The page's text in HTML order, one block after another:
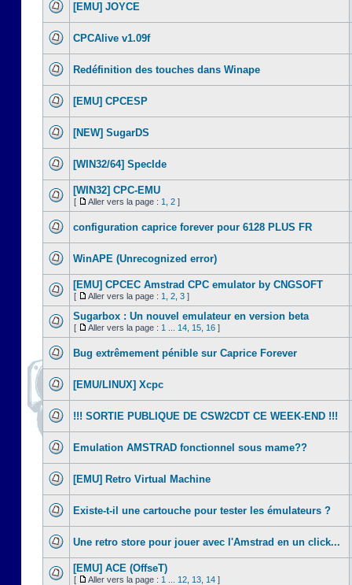
[EMU] JOYCE
CPCAlive v1.09f
Redéfinition des touches dans Winape
[EMU] CPCESP
[NEW] SugarDS
[WIN32/64] SpecIde
[WIN32] CPC-EMU
[ Aller vers la page : 1 2 ]
configuration caprice forever pour 6128 PLUS FR
WinAPE (Unrecognized error)
[EMU] CPCEC Amstrad CPC emulator by CNGSOFT
[ Aller vers la page : 1 2 3 ]
Sugarbox : Un nouvel emulateur en version beta
[ Aller vers la page : 1 14 15 16 ]
Bug extrêmement pénible sur Caprice Forever
[EMU/LINUX] Xcpc
!!! SORTIE PUBLIQUE DE CSW2CDT CE WEEK-END !!!
Emulation AMSTRAD fonctionnel sous mame??
[EMU] Retro Virtual Machine
Existe-t-il une cartouche pour tester les émulateurs ?
Une retro store pour jouer avec l'Amstrad en un click...
[EMU] ACE (OffseT)
[ Aller vers la page : 1 12 13 14 ]